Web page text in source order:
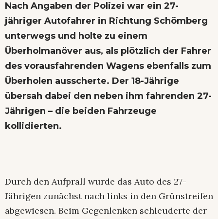
Nach Angaben der Polizei war ein 27-
jähriger Autofahrer in Richtung Schömberg
unterwegs und holte zu einem
Überholmanöver aus, als plötzlich der Fahrer
des vorausfahrenden Wagens ebenfalls zum
Überholen ausscherte. Der 18-Jährige
übersah dabei den neben ihm fahrenden 27-
Jährigen – die beiden Fahrzeuge
kollidierten.
Durch den Aufprall wurde das Auto des 27-
Jährigen zunächst nach links in den Grünstreifen
abgewiesen. Beim Gegenlenken schleuderte der